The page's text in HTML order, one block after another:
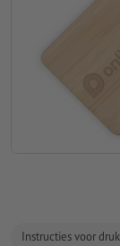
Instructies voor